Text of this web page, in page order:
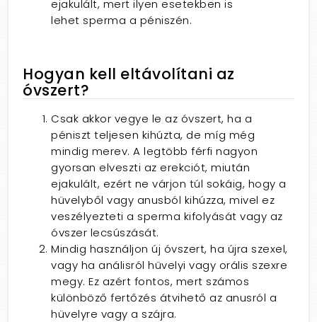
ejakulált, mert ilyen esetekben is
lehet sperma a péniszén.
Hogyan kell eltávolítani az
óvszert?
Csak akkor vegye le az óvszert, ha a
péniszt teljesen kihúzta, de míg még
mindig merev. A legtöbb férfi nagyon
gyorsan elveszti az erekciót, miután
ejakulált, ezért ne várjon túl sokáig, hogy a
hüvelyből vagy anusból kihúzza, mivel ez
veszélyezteti a sperma kifolyását vagy az
óvszer lecsúszását.
Mindig használjon új óvszert, ha újra szexel,
vagy ha análisról hüvelyi vagy orális szexre
megy. Ez azért fontos, mert számos
különböző fertőzés átvihető az anusról a
hüvelyre vagy a szájra.